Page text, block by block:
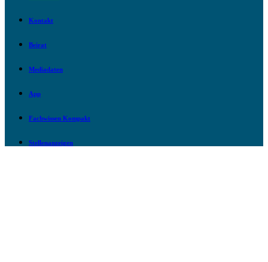
Kontakt
Beirat
Mediadaten
App
Fachwissen Kompakt
Stellenanzeigen